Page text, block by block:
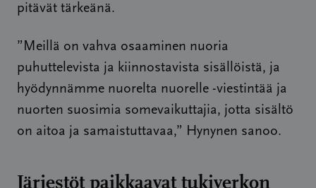
pitävät tärkeänä.
”Meillä on vahva osaaminen nuoria
puhuttelevista ja kiinnostavista sisällöistä, ja
hyödynnämme nuorelta nuorelle -viestintää ja
nuorten suosimia somevaikuttajia, jotta sisältö
on aitoa ja samaistuttavaa,” Hynynen sanoo.
Järjestöt paikkaavat tukiverkon